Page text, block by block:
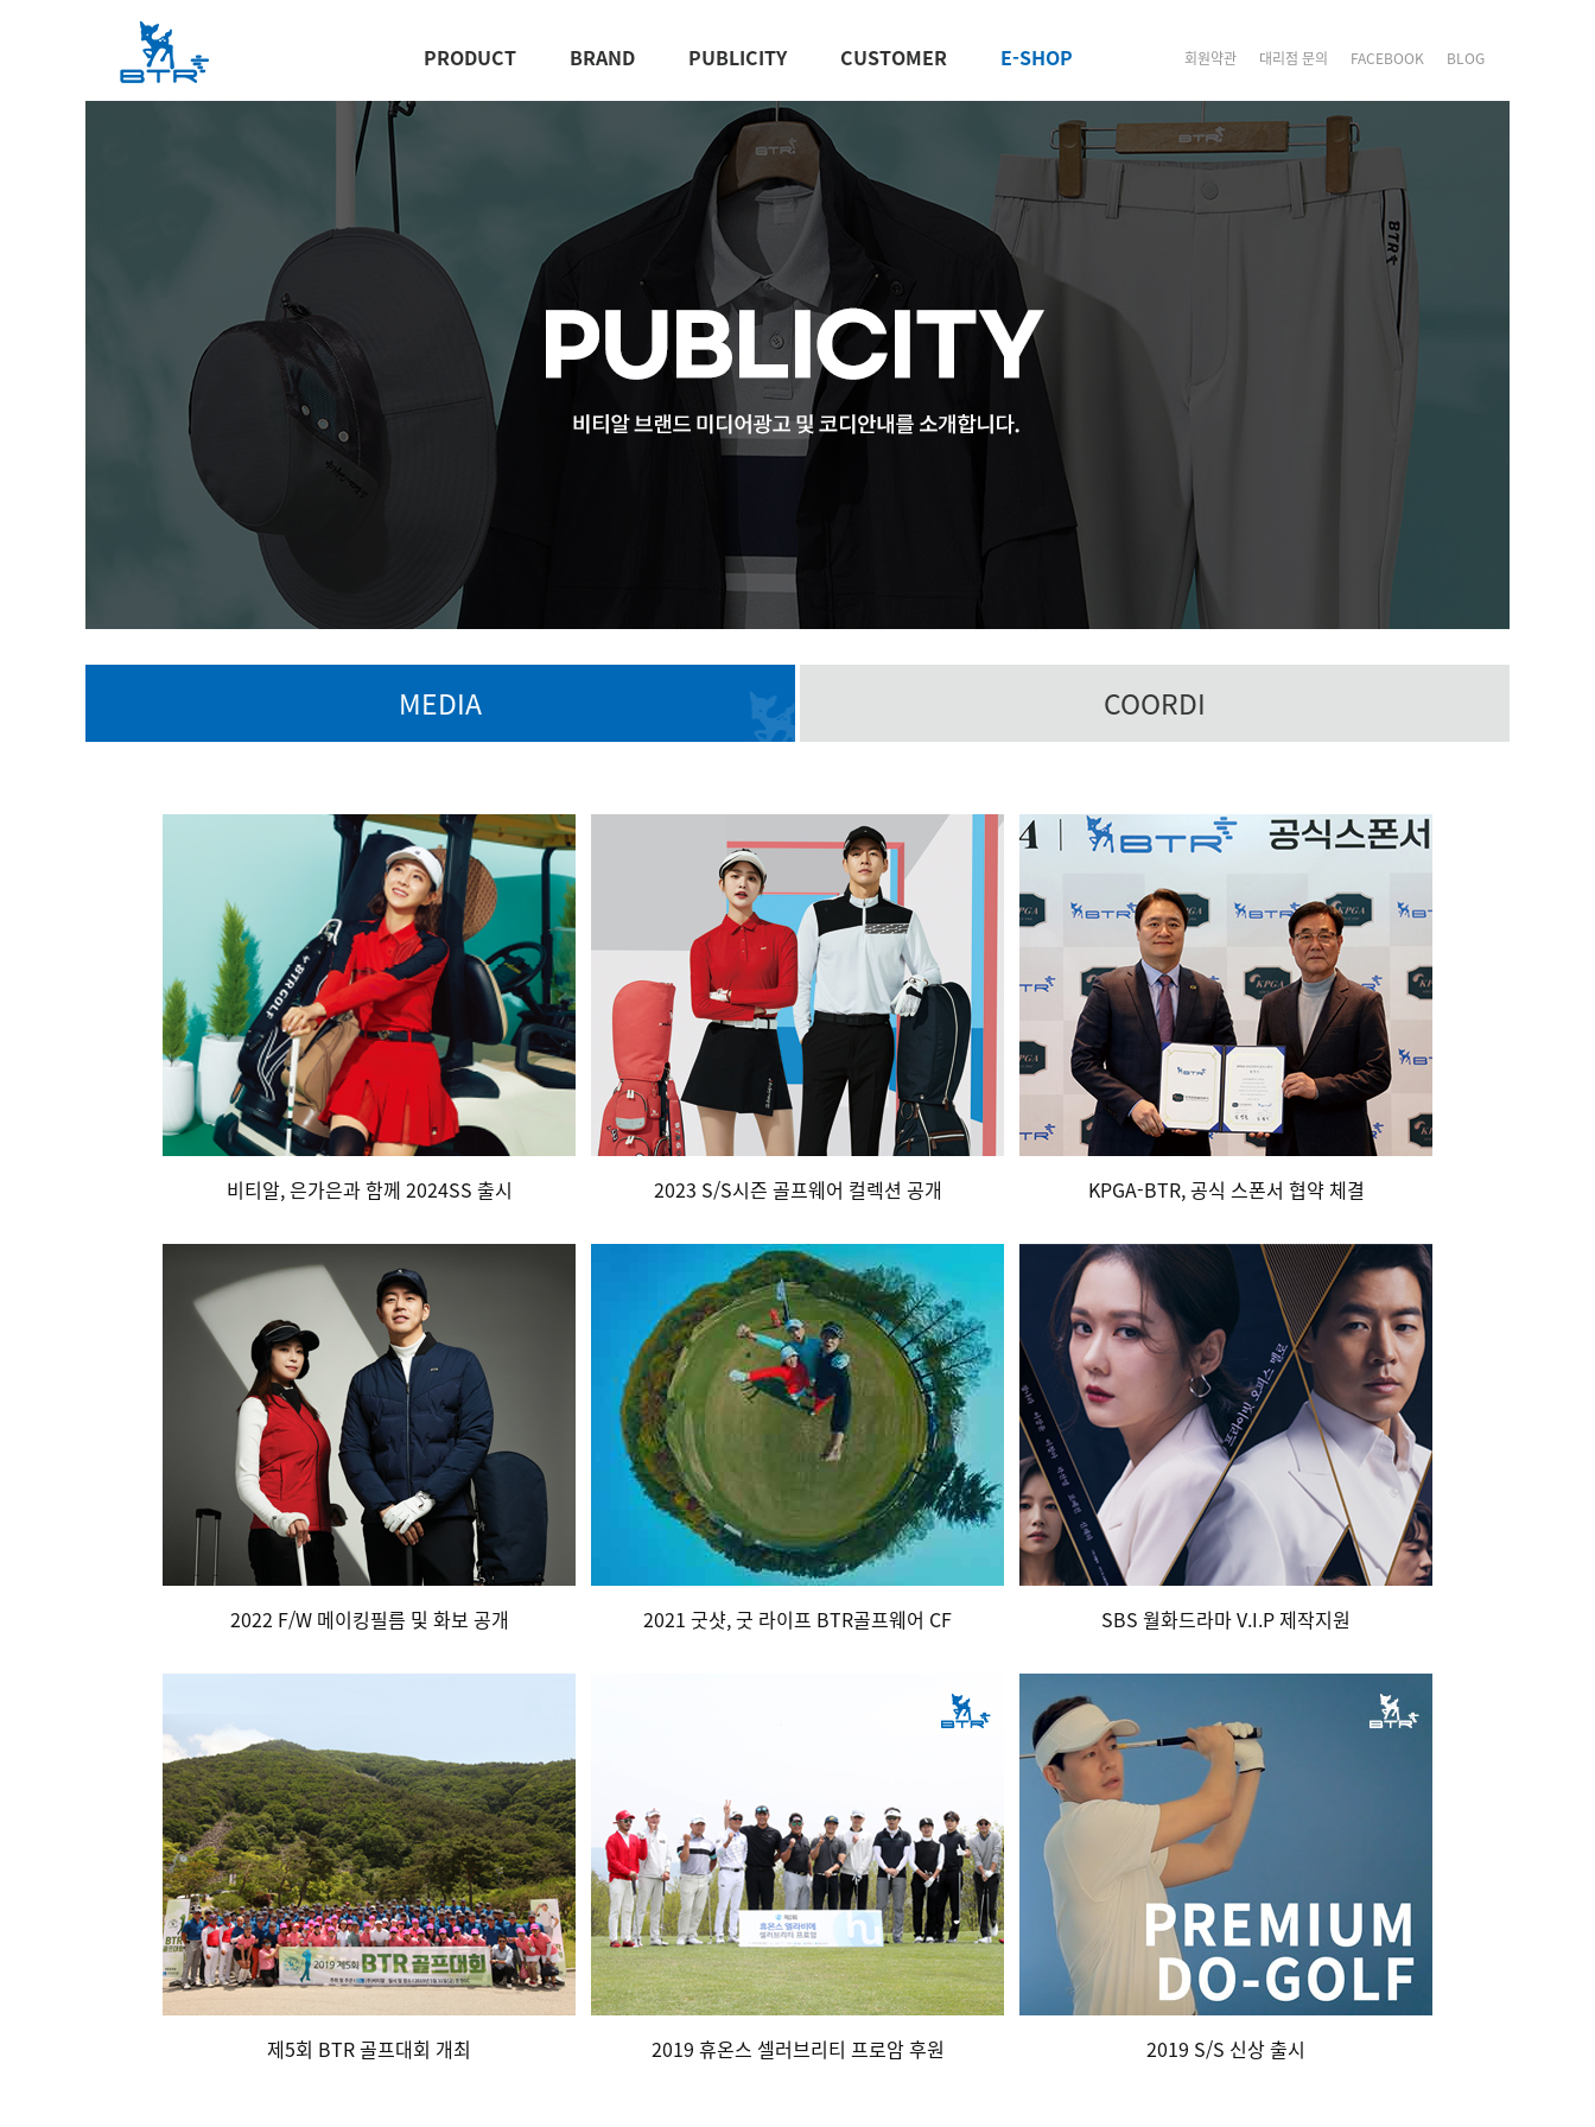
PRODUCT BRAND PUBLICITY CUSTOMER E-SHOP 회원약관 대리점 문의 FACEBOOK BLOG
MEDIA COORDI
비티알, 은가은과 함께 2024SS 출시 2023 S/S시즌 골프웨어 컬렉션 공개 KPGA-BTR, 공식 스폰서 협약 체결
2022 F/W 메이킹필름 및 화보 공개 2021 굿샷, 굿 라이프 BTR골프웨어 CF SBS 월화드라마 V.I.P 제작지원
제5회 BTR 골프대회 개최 2019 휴온스 셀러브리티 프로암 후원 2019 S/S 신상 출시